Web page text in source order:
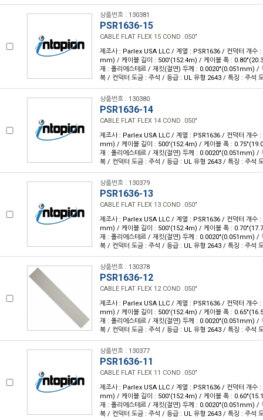
상품번호 : 130381
PSR1636-15
CABLE FLAT FLEX 15 COND .050"
제조사 : Parlex USA LLC / 계열 : PSR1636 / 컨덕터 개수
mm) / 케이블 길이 : 500'(152.4m) / 케이블 폭 :
재 : 폴리에스테르 / 재킷(절연) 두께 : 0.0020"(0.051mm) /
복 / 컨덕터 도금 : 주석 / 등급 : UL 유형 2643 / 특징 : 주석
상품번호 : 130380
PSR1636-14
CABLE FLAT FLEX 14 COND .050"
제조사 : Parlex USA LLC / 계열 : PSR1636 / 컨덕터 개수
mm) / 케이블 길이 : 500'(152.4m) / 케이블 폭 :
재 : 폴리에스테르 / 재킷(절연) 두께 : 0.0020"(0.051mm) /
복 / 컨덕터 도금 : 주석 / 등급 : UL 유형 2643 / 특징 : 주석
상품번호 : 130379
PSR1636-13
CABLE FLAT FLEX 13 COND .050"
제조사 : Parlex USA LLC / 계열 : PSR1636 / 컨덕터 개수
mm) / 케이블 길이 : 500'(152.4m) / 케이블 폭 :
재 : 폴리에스테르 / 재킷(절연) 두께 : 0.0020"(0.051mm) /
복 / 컨덕터 도금 : 주석 / 등급 : UL 유형 2643 / 특징 : 주석
상품번호 : 130378
PSR1636-12
CABLE FLAT FLEX 12 COND .050"
제조사 : Parlex USA LLC / 계열 : PSR1636 / 컨덕터 개수
mm) / 케이블 길이 : 500'(152.4m) / 케이블 폭 :
재 : 폴리에스테르 / 재킷(절연) 두께 : 0.0020"(0.051mm) /
복 / 컨덕터 도금 : 주석 / 등급 : UL 유형 2643 / 특징 : 주석
상품번호 : 130377
PSR1636-11
CABLE FLAT FLEX 11 COND .050"
제조사 : Parlex USA LLC / 계열 : PSR1636 / 컨덕터 개수
mm) / 케이블 길이 : 500'(152.4m) / 케이블 폭 :
재 : 폴리에스테르 / 재킷(절연) 두께 : 0.0020"(0.051mm) /
복 / 컨덕터 도금 : 주석 / 등급 : UL 유형 2643 / 특징 : 주석